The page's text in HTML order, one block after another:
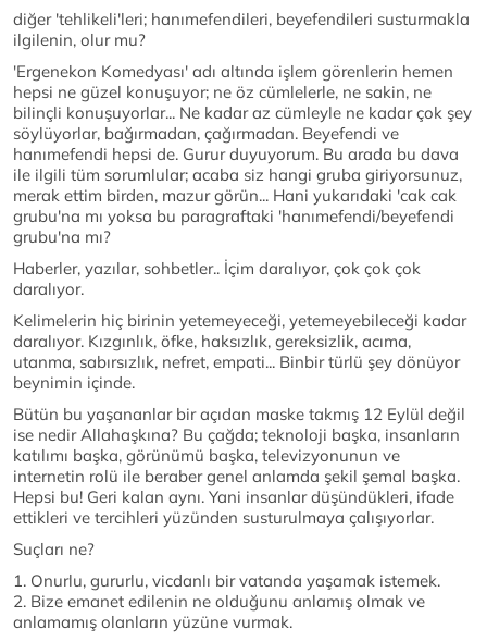
diğer 'tehlikeli'leri; hanımefendileri, beyefendileri susturmakla
ilgilenin, olur mu?
'Ergenekon Komedyası' adı altında işlem görenlerin hemen
hepsi ne güzel konuşuyor; ne öz cümlelerle, ne sakin, ne
bilinçli konuşuyorlar... Ne kadar az cümleyle ne kadar çok şey
söylüyorlar, bağırmadan, çağırmadan. Beyefendi ve
hanımefendi hepsi de. Gurur duyuyorum. Bu arada bu dava
ile ilgili tüm sorumlular; acaba siz hangi gruba giriyorsunuz,
merak ettim birden, mazur görün... Hani yukarıdaki 'cak cak
grubu'na mı yoksa bu paragraftaki 'hanımefendi/beyefendi
grubu'na mı?
Haberler, yazılar, sohbetler.. İçim daralıyor, çok çok çok
daralıyor.
Kelimelerin hiç birinin yetemeyeceği, yetemeyebileceği kadar
daralıyor. Kızgınlık, öfke, haksızlık, gereksizlik, acıma,
utanma, sabırsızlık, nefret, empati... Binbir türlü şey dönüyor
beynimin içinde.
Bütün bu yaşananlar bir açıdan maske takmış 12 Eylül değil
ise nedir Allahaşkına? Bu çağda; teknoloji başka, insanların
katılımı başka, görünümü başka, televizyonunun ve
internetin rolü ile beraber genel anlamda şekil şemal başka.
Hepsi bu! Geri kalan aynı. Yani insanlar düşündükleri, ifade
ettikleri ve tercihleri yüzünden susturulmaya çalışıyorlar.
Suçları ne?
1. Onurlu, gururlu, vicdanlı bir vatanda yaşamak istemek.
2. Bize emanet edilenin ne olduğunu anlamış olmak ve
anlamamış olanların yüzüne vurmak.